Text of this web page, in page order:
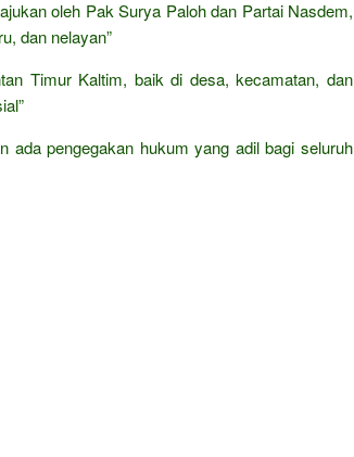
oleh Pak Surya Paloh dan Partai Nasdem,
dan nelayan”
Timur Kaltim, baik di desa, kecamatan, dan
ada pengegakan hukum yang adil bagi seluruh